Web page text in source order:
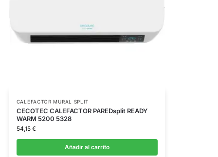
CALEFACTOR MURAL SPLIT
CECOTEC CALEFACTOR PAREDsplit READY
WARM 5200 5328
54,15 €
Añadir al carrito